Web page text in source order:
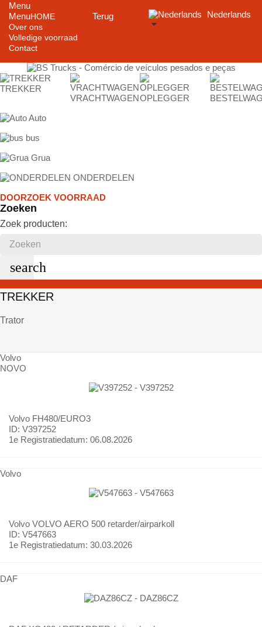
Menu
Menu
Terug
HOME
Over ons
Volledige voorraad
Contact
Nederlands
TREKKER
VRACHTWAGENOPLEGGER
Auto
bus
Grua
ONDERDELEN
DOORZOEK VOORRAAD
Zoeken
Zoek producten:
search
TREKKER
Trator
Volvo
NOVO
Volvo FH480/EURO3
ID: V397252
1e Registratiedatum: 06.08.2026
Volvo
Volvo VOLVO AERO 500 retarder/airparkoll
ID: V547663
1e Registratiedatum: 30.03.2026
DAF